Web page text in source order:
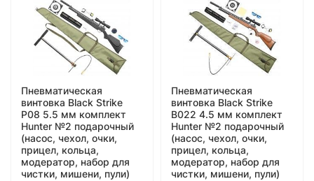
Пневматическая
винтовка Black Strike
P08 5.5 мм комплект
Hunter №2 подарочный
(насос, чехол, очки,
прицел, кольца,
модератор, набор для
чистки, мишени, пули)
Пневматическая
винтовка Black Strike
B022 4.5 мм комплект
Hunter №2 подарочный
(насос, чехол, очки,
прицел, кольца,
модератор, набор для
чистки, мишени, пули)